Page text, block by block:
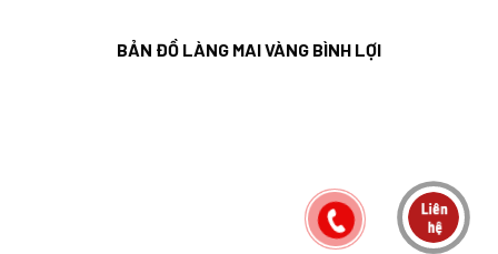
BẢN ĐỒ LÀNG MAI VÀNG BÌNH LỢI